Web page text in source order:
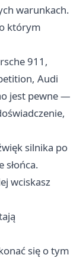
warunkach.
którym
911,
Audi
jest pewne —
silnika po
wciskasz
się o tym